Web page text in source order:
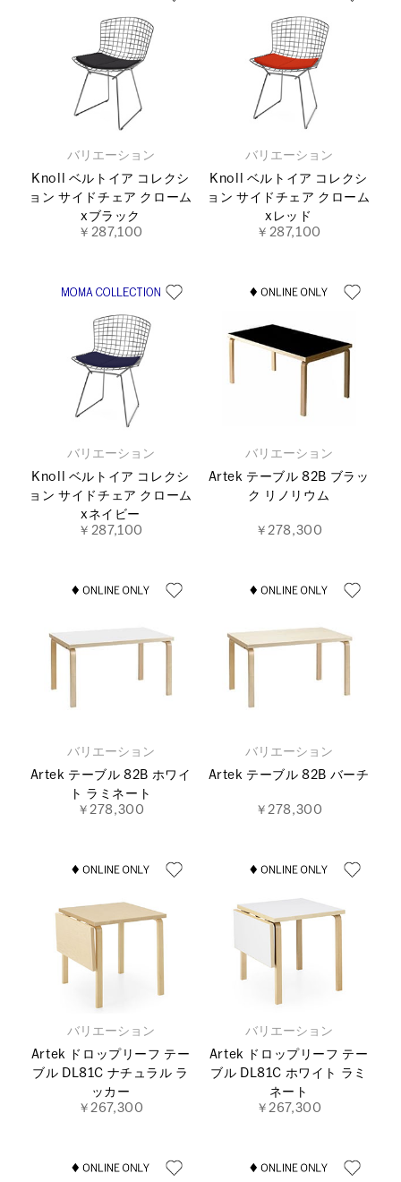
バリエーション
Knoll ベルトイア コレクシ
ョン サイドチェア クローム
xブラック
￥287,100
バリエーション
Knoll ベルトイア コレクシ
ョン サイドチェア クローム
xレッド
￥287,100
バリエーション
Knoll ベルトイア コレクシ
ョン サイドチェア クローム
xネイビー
￥287,100
バリエーション
Artek テーブル 82B ブラッ
ク リノリウム
￥278,300
バリエーション
Artek テーブル 82B ホワイ
ト ラミネート
￥278,300
バリエーション
Artek テーブル 82B バーチ
￥278,300
バリエーション
Artek ドロップリーフ テー
ブル DL81C ナチュラル ラ
ッカー
￥267,300
バリエーション
Artek ドロップリーフ テー
ブル DL81C ホワイト ラミ
ネート
￥267,300